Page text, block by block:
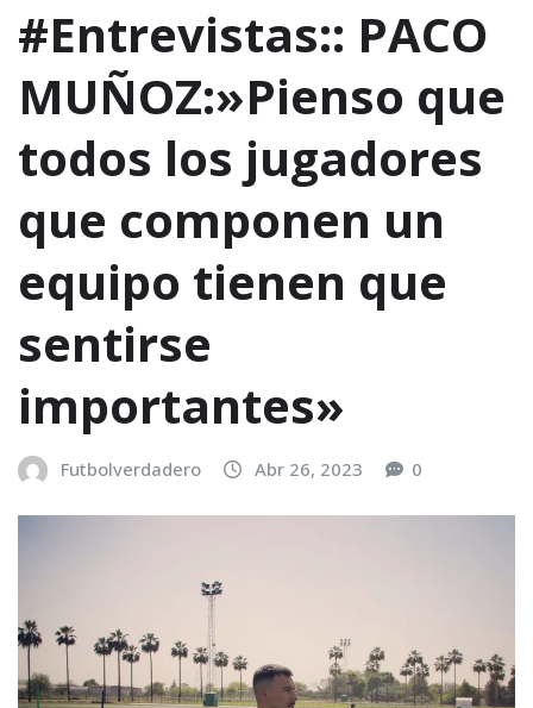
#Entrevistas:: PACO
MUÑOZ:»Pienso que
todos los jugadores
que componen un
equipo tienen que
sentirse
importantes»
Futbolverdadero Abr 26, 2023 0